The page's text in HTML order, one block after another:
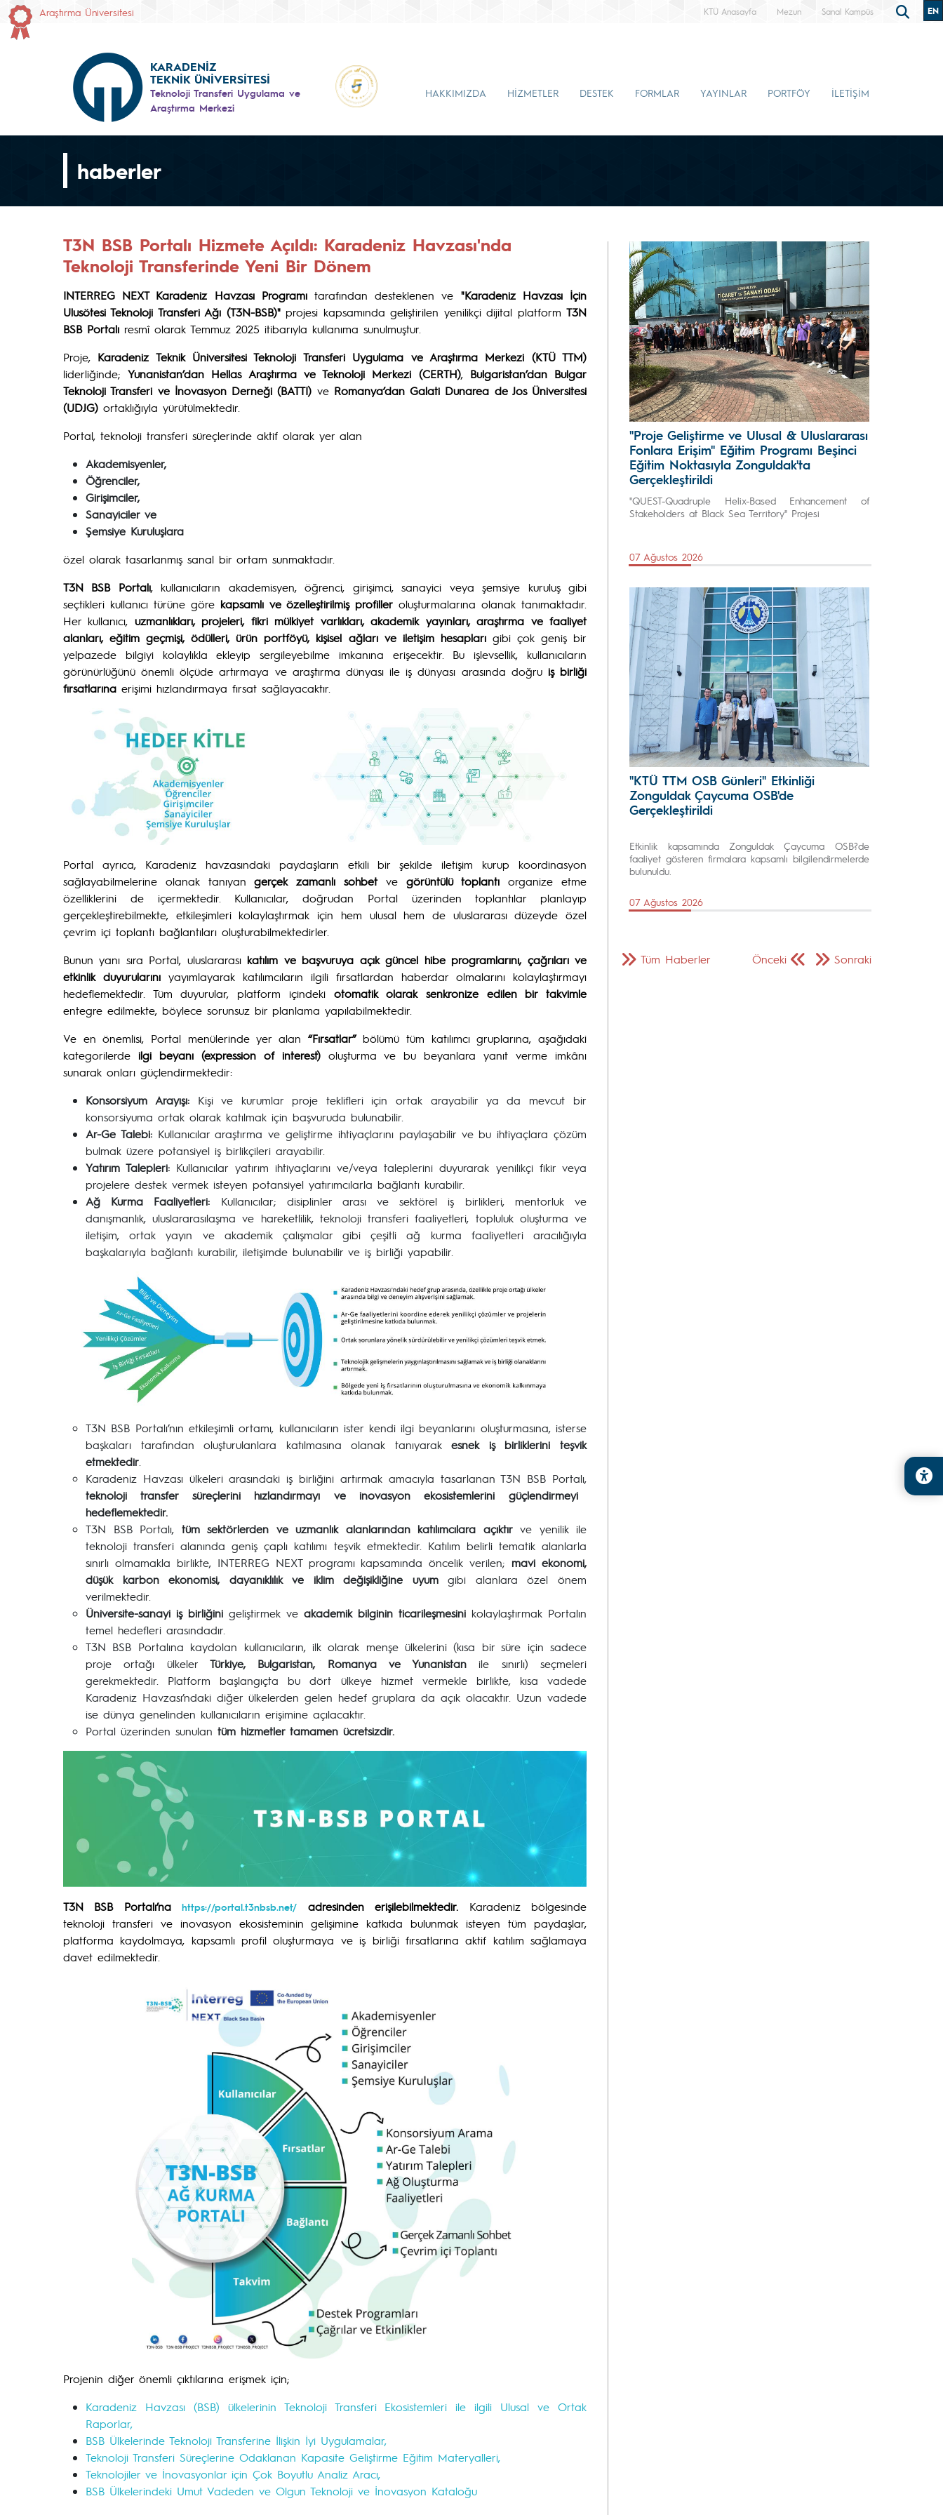
Araştırma Üniversitesi KTÜ Anasayfa Mezun Sanal Kampüs EN
KARADENİZ
TEKNİK ÜNİVERSİTESİ
Teknoloji Transferi Uygulama ve
Araştırma Merkezi
HAKKIMIZDA HİZMETLER DESTEK FORMLAR YAYINLAR PORTFÖY İLETİŞİM
haberler
T3N BSB Portalı Hizmete Açıldı: Karadeniz Havzası'nda
Teknoloji Transferinde Yeni Bir Dönem
INTERREG NEXT Karadeniz Havzası Programıtarafından desteklenen ve "Karadeniz Havzası İçin
Ulusötesi Teknoloji Transferi Ağı (T3N-BSB)"projesi kapsamında geliştirilen yenilikçi dijital platformT3N
BSB Portalı resmî olarak Temmuz 2025 itibarıyla kullanıma sunulmuştur.
Proje, Karadeniz Teknik Üniversitesi Teknoloji Transferi Uygulama ve Araştırma Merkezi (KTÜ TTM)
liderliğinde;Yunanistan’dan Hellas Araştırma ve Teknoloji Merkezi (CERTH), Bulgaristan’dan Bulgar
Teknoloji Transferi ve İnovasyon Derneği (BATTI) ve Romanya’dan Galati Dunarea de Jos Üniversitesi
(UDJG) ortaklığıyla yürütülmektedir.
Portal, teknoloji transferi süreçlerinde aktif olarak yer alan
Akademisyenler,
Öğrenciler,
Girişimciler,
Sanayiciler ve
Şemsiye Kuruluşlara
özel olarak tasarlanmış sanal bir ortam sunmaktadır.
T3N BSB Portalı, kullanıcıların akademisyen, öğrenci, girişimci, sanayici veya şemsiye kuruluş gibi
seçtikleri kullanıcı türüne göre kapsamlı ve özelleştirilmiş profiller oluşturmalarına olanak tanımaktadır.
Her kullanıcı, uzmanlıkları, projeleri, fikri mülkiyet varlıkları, akademik yayınları, araştırma ve faaliyet
alanları, eğitim geçmişi, ödülleri, ürün portföyü, kişisel ağları ve iletişim hesapları gibi çok geniş bir
yelpazede bilgiyi kolaylıkla ekleyip sergileyebilme imkanına erişecektir. Bu işlevsellik, kullanıcıların
görünürlüğünü önemli ölçüde artırmaya ve araştırma dünyası ile iş dünyası arasında doğru iş birliği
fırsatlarına erişimi hızlandırmaya fırsat sağlayacaktır.
Portal ayrıca, Karadeniz havzasındaki paydaşların etkili bir şekilde iletişim kurup koordinasyon
sağlayabilmelerine olanak tanıyangerçek zamanlı sohbetve görüntülü toplantı organize etme
özelliklerini de içermektedir. Kullanıcılar, doğrudan Portal üzerinden toplantılar planlayıp
gerçekleştirebilmekte, etkileşimleri kolaylaştırmak için hem ulusal hem de uluslararası düzeyde özel
çevrim içi toplantı bağlantıları oluşturabilmektedirler.
Bunun yanı sıra Portal, uluslararası katılım ve başvuruya açık güncel hibe programlarını, çağrıları ve
etkinlik duyurularını yayımlayarak katılımcıların ilgili fırsatlardan haberdar olmalarını kolaylaştırmayı
hedeflemektedir. Tüm duyurular, platform içindeki otomatik olarak senkronize edilen bir takvimle
entegre edilmekte, böylece sorunsuz bir planlama yapılabilmektedir.
Ve en önemlisi, Portal menülerinde yer alan “Fırsatlar”bölümü tüm katılımcı gruplarına, aşağıdaki
kategorilerde ilgi beyanı (expression of interest)oluşturma ve bu beyanlara yanıt verme imkânı
sunarak onları güçlendirmektedir:
Konsorsiyum Arayışı:Kişi ve kurumlar proje teklifleri için ortak arayabilir ya da mevcut bir
konsorsiyuma ortak olarak katılmak için başvuruda bulunabilir.
Ar-Ge Talebi:Kullanıcılar araştırma ve geliştirme ihtiyaçlarını paylaşabilir ve bu ihtiyaçlara çözüm
bulmak üzere potansiyel iş birlikçileri arayabilir.
Yatırım Talepleri: Kullanıcılar yatırım ihtiyaçlarını ve/veya taleplerini duyurarak yenilikçi fikir veya
projelere destek vermek isteyen potansiyel yatırımcılarla bağlantı kurabilir.
Ağ Kurma Faaliyetleri: Kullanıcılar; disiplinler arası ve sektörel iş birlikleri, mentorluk ve
danışmanlık, uluslararasılaşma ve hareketlilik, teknoloji transferi faaliyetleri, topluluk oluşturma ve
iletişim, ortak yayın ve akademik çalışmalar gibi çeşitli ağ kurma faaliyetleri aracılığıyla
başkalarıyla bağlantı kurabilir, iletişimde bulunabilir ve iş birliği yapabilir.
T3N BSB Portalı’nın etkileşimli ortamı, kullanıcıların ister kendi ilgi beyanlarını oluşturmasına, isterse
başkaları tarafından oluşturulanlara katılmasına olanak tanıyarakesnek iş birliklerini teşvik
etmektedir
Karadeniz Havzası ülkeleri arasındaki iş birliğini artırmak amacıyla tasarlanan T3N BSB Portalı,
teknoloji transfer süreçlerini hızlandırmayı ve inovasyon ekosistemlerini güçlendirmeyi
hedeflemektedir.
T3N BSB Portalı, tüm sektörlerden ve uzmanlık alanlarından katılımcılara açıktırve yenilik ile
teknoloji transferi alanında geniş çaplı katılımı teşvik etmektedir. Katılım belirli tematik alanlarla
sınırlı olmamakla birlikte, INTERREG NEXT programı kapsamında öncelik verilen; mavi ekonomi,
düşük karbon ekonomisi, dayanıklılık ve iklim değişikliğine uyumgibi alanlara özel önem
verilmektedir.
Üniversite-sanayi iş birliğini geliştirmek ve akademik bilginin ticarileşmesini kolaylaştırmak Portalın
temel hedefleri arasındadır.
T3N BSB Portalına kaydolan kullanıcıların, ilk olarak menşe ülkelerini (kısa bir süre için sadece
proje ortağı ülkeler Türkiye, Bulgaristan, Romanya ve Yunanistan ile sınırlı) seçmeleri
gerekmektedir. Platform başlangıçta bu dört ülkeye hizmet vermekle birlikte, kısa vadede
Karadeniz Havzası’ndaki diğer ülkelerden gelen hedef gruplara da açık olacaktır. Uzun vadede
ise dünya genelinden kullanıcıların erişimine açılacaktır.
Portal üzerinden sunulan tüm hizmetler tamamen ücretsizdir.
T3N BSB Portalı’nahttps://portal.t3nbsb.net/ adresinden erişilebilmektedir. Karadeniz bölgesinde
teknoloji transferi ve inovasyon ekosisteminin gelişimine katkıda bulunmak isteyen tüm paydaşlar,
platforma kaydolmaya, kapsamlı profil oluşturmaya ve iş birliği fırsatlarına aktif katılım sağlamaya
davet edilmektedir.
Projenin diğer önemli çıktılarına erişmek için;
Karadeniz Havzası (BSB) ülkelerinin Teknoloji Transferi Ekosistemleri ile ilgili Ulusal ve Ortak
Raporlar,
BSB Ülkelerinde Teknoloji Transferine İlişkin İyi Uygulamalar,
Teknoloji Transferi Süreçlerine Odaklanan Kapasite Geliştirme Eğitim Materyalleri,
Teknolojiler ve İnovasyonlar için Çok Boyutlu Analiz Aracı,
BSB Ülkelerindeki Umut Vadeden ve Olgun Teknoloji ve İnovasyon Kataloğu
"Proje Geliştirme ve Ulusal & Uluslararası
Fonlara Erişim" Eğitim Programı Beşinci
Eğitim Noktasıyla Zonguldak'ta
Gerçekleştirildi
"QUEST-Quadruple Helix-Based Enhancement of
Stakeholders at Black Sea Territory" Projesi
07 Ağustos 2026
"KTÜ TTM OSB Günleri" Etkinliği
Zonguldak Çaycuma OSB'de
Gerçekleştirildi
Etkinlik kapsamında Zonguldak Çaycuma OSB?de
faaliyet gösteren firmalara kapsamlı bilgilendirmelerde
bulunuldu.
07 Ağustos 2026
Önceki Sonraki
Tüm Haberler